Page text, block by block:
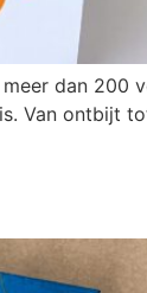
dan 200
Van ontbijt